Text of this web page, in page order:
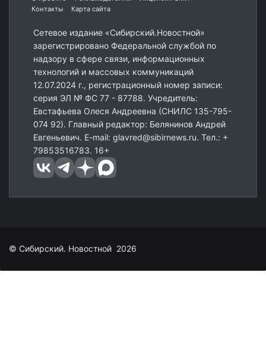
Контакты
Карта сайта
Сетевое издание «Сибирский.Новостной»
зарегистрировано Федеральной службой по
надзору в сфере связи, информационных
технологий и массовых коммуникаций
12.07.2024 г., регистрационный номер записи:
серия ЭЛ № ФС 77 - 87788. Учредитель:
Евстафьева Олеся Андреевна (СНИЛС 135-795-
074 92). Главный редактор: Белянинов Андрей
Евгеньевич. E-mail: glavred@sibirnews.ru. Тел.: +
79853516783. 16+
© Сибирский. Новостной 2026